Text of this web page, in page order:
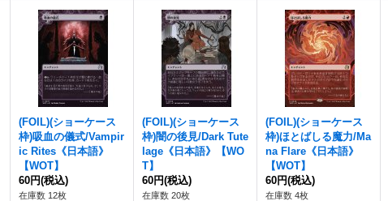
(FOIL)(ショーケース
枠)吸血の儀式/Vampir
ic Rites《日本語》
【WOT】
60円(税込)
在庫数 12枚
(FOIL)(ショーケース
枠)闇の後見/Dark Tute
lage《日本語》【WO
T】
60円(税込)
在庫数 20枚
(FOIL)(ショーケース
枠)ほとばしる魔力/Ma
na Flare《日本語》
【WOT】
60円(税込)
在庫数 4枚